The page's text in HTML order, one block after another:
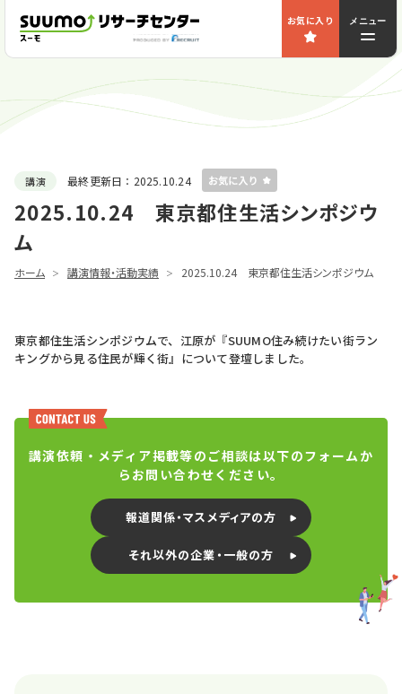
お気に入り メニュー
講演 最終更新日： 2025.10.24
2025.10.24 東京都住生活シンポジウ
ム
ホーム 講演情報・活動実績 2025.10.24 東京都住生活シンポジウム
東京都住生活シンポジウムで、江原が『SUUMO住み続けたい街ラン
キングから見る住民が輝く街』について登壇しました。
講演依頼・メディア掲載等のご相談は以下のフォームか
らお問い合わせください。
報道関係・マスメディアの方
それ以外の企業・一般の方